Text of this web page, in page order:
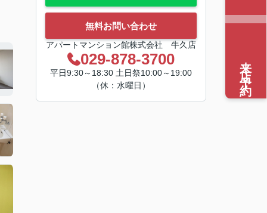
無料お問い合わせ
アパートマンション館株式会社 牛久店
029-878-3700
平日9:30～18:30 土日祭10:00～19:00
（休：水曜日）
来店予約